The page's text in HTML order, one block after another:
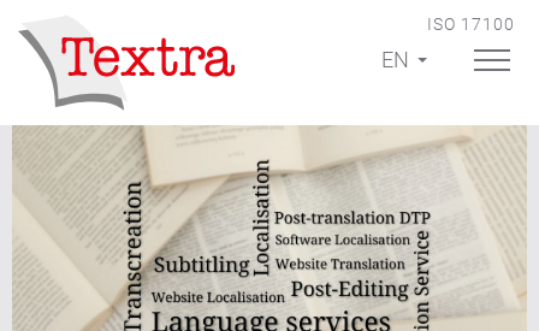
ISO 17100
EN